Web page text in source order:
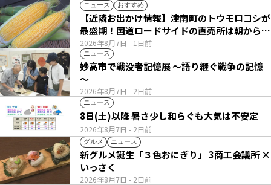
ニュース おすすめ
2026年8月7日 - 1日前
【近隣お出かけ情報】津南町のトウモロコシが
最盛期！国道ロードサイドの直売所は朝から長
い列
ニュース
2026年8月7日 - 2日前
妙高市で戦没者記憶展 ～語り継ぐ戦争の記憶
～
ニュース
2026年8月7日 - 2日前
8日(土)以降 暑さ少し和らぐも大気は不安定
グルメ ニュース
2026年8月7日 - 2日前
新グルメ誕生「３色おにぎり」 3商工会議所 ×
いっさく